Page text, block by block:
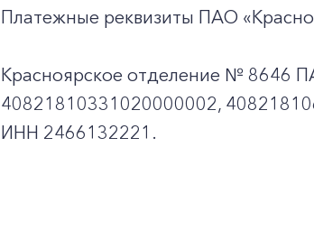
Платежные реквизиты ПАО
Красноярское отделение № 8646
40821810331020000002,
ИНН 2466132221.